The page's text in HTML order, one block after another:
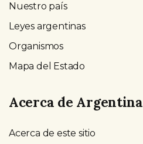
Nuestro país
Leyes argentinas
Organismos
Mapa del Estado
Acerca de
Acerca de este sitio